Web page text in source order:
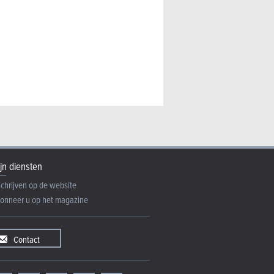
diensten
op de website
u op het magazine
Contact